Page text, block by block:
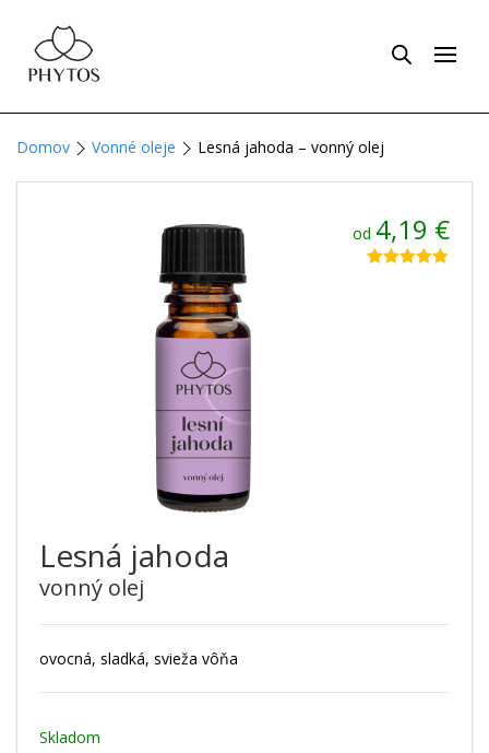
Domov Vonné oleje Lesná jahoda – vonný olej
Lesná jahoda
vonný olej
ovocná, sladká, svieža vôňa
od 4,19 €
Skladom